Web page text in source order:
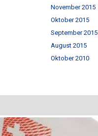
November 2015
Oktober 2015
September 2015
August 2015
Oktober 2010